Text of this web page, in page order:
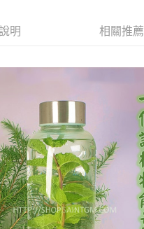
含以上)免運費
含以上)免運費
明 相關推薦